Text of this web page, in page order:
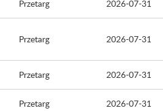
Przetarg 2026-07-31
Przetarg 2026-07-31
Przetarg 2026-07-31
Przetarg 2026-07-31